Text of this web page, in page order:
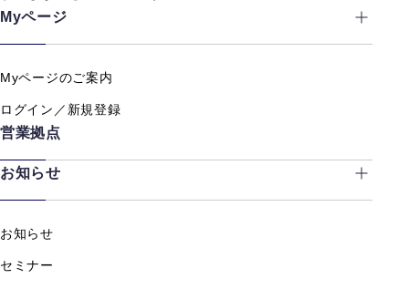
Myページ
Myページのご案内
ログイン／新規登録
営業拠点
お知らせ
お知らせ
セミナー